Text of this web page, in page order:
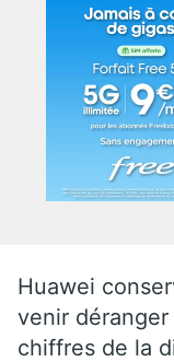
Huawei
venir
chiffres de la